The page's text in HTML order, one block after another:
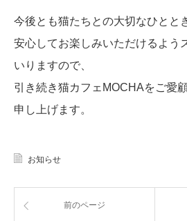
今後とも猫たちとの大切なひとと
安心してお楽しみいただけるよう
いりますので、
引き続き猫カフェMOCHAをご愛
申し上げます。
お知らせ
前のページ